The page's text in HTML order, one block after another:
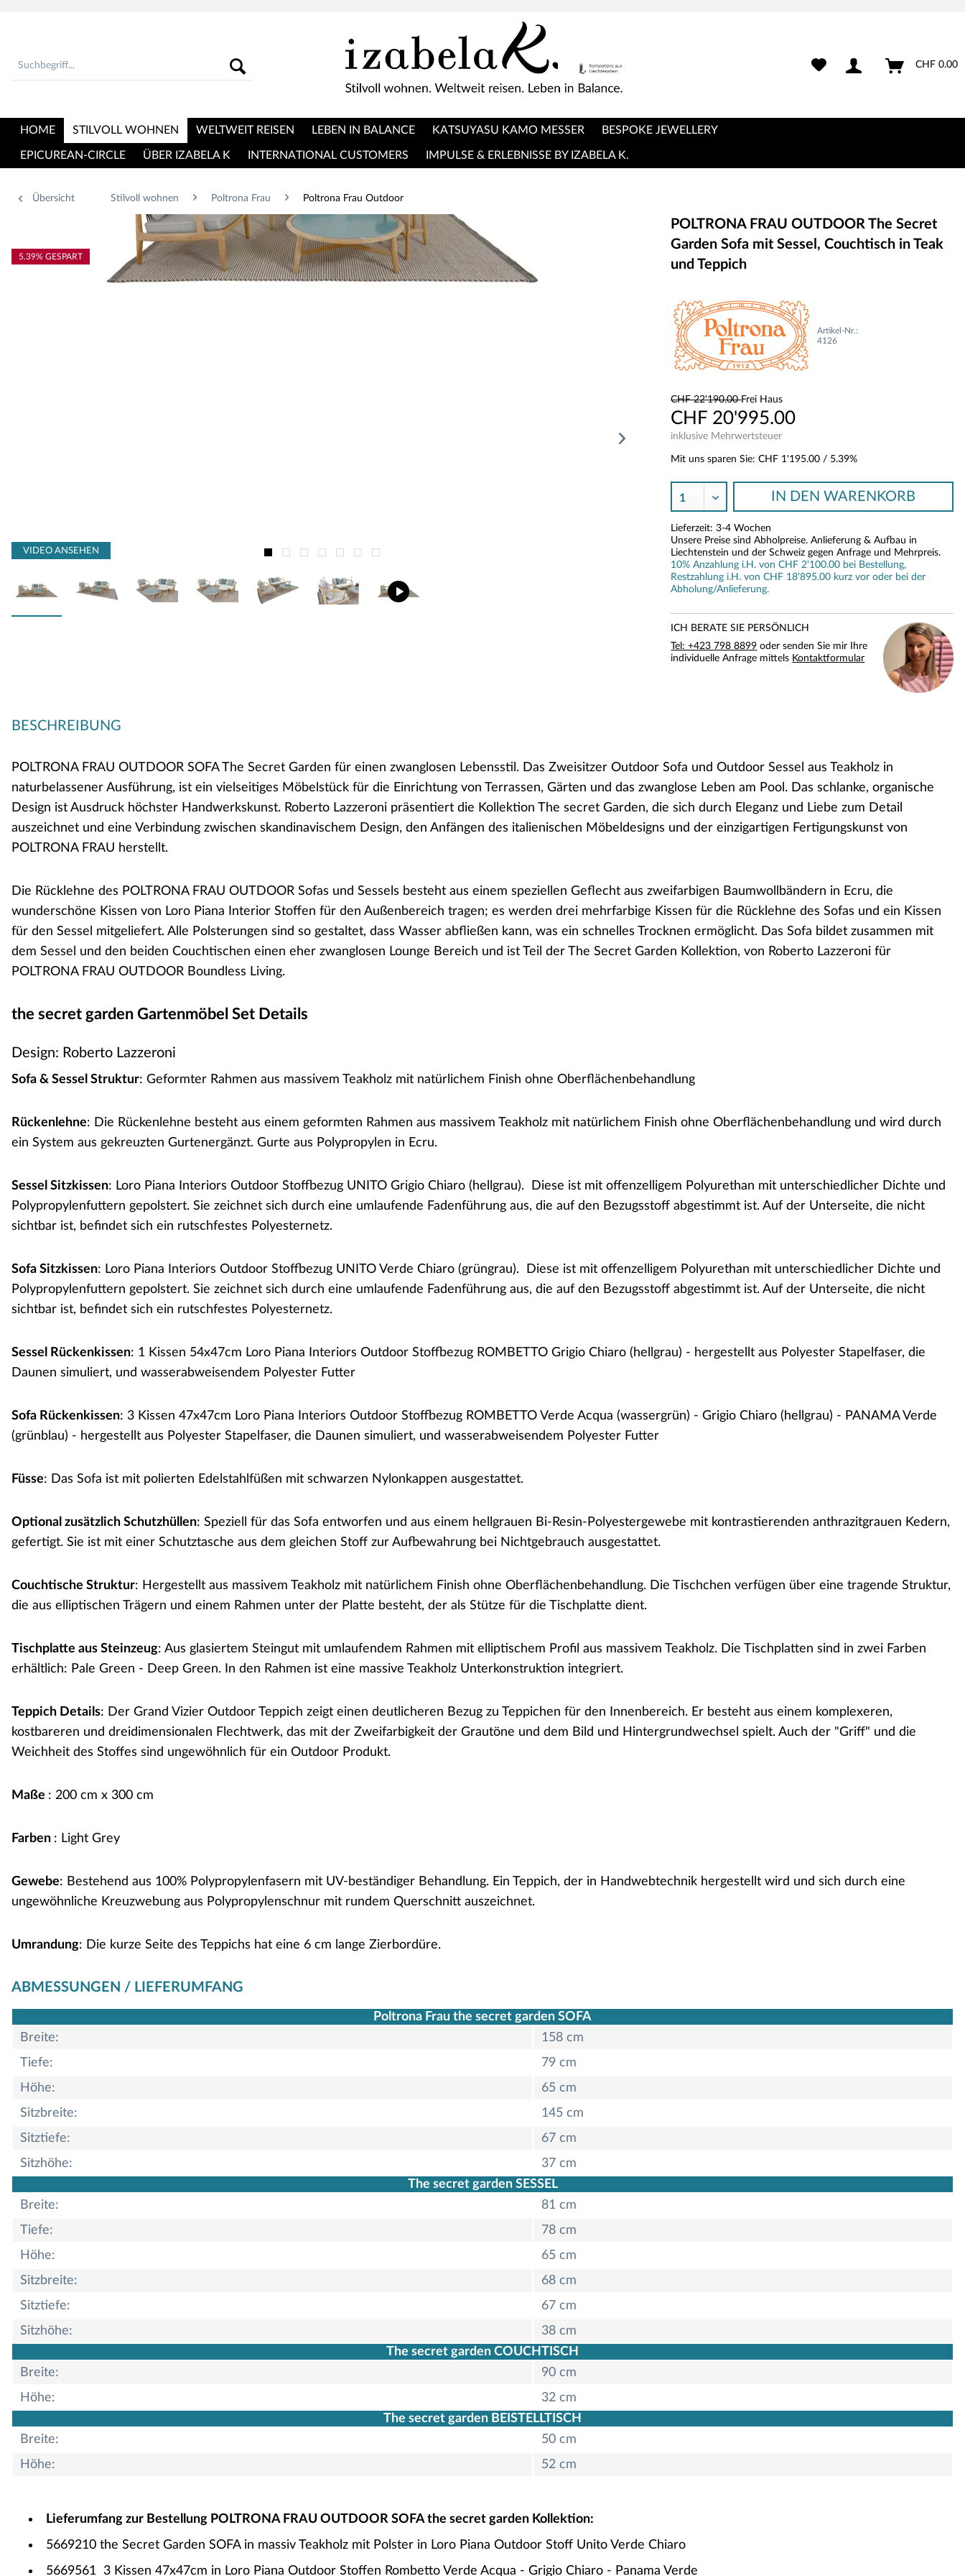
CHF 0.00
HOME STILVOLL WOHNEN WELTWEIT REISEN LEBEN IN BALANCE KATSUYASU KAMO MESSER BESPOKE JEWELLERY
EPICUREAN-CIRCLE ÜBER IZABELA K INTERNATIONAL CUSTOMERS IMPULSE & ERLEBNISSE BY IZABELA K.
Übersicht Stilvoll wohnen Poltrona Frau Poltrona Frau Outdoor
5.39% GESPART
VIDEO ANSEHEN
POLTRONA FRAU OUTDOOR The Secret
Garden Sofa mit Sessel, Couchtisch in Teak
und Teppich
Artikel-Nr.:
4126
CHF 22'190.00Frei Haus
CHF 20'995.00
inklusive Mehrwertsteuer
Mit uns sparen Sie:CHF 1'195.00 / 5.39%
IN DEN WARENKORB
Lieferzeit: 3-4 Wochen
Unsere Preise sind Abholpreise. Anlieferung & Aufbau in
Liechtenstein und der Schweiz gegen Anfrage und Mehrpreis.
10% Anzahlung i.H. von CHF 2'100.00 bei Bestellung,
Restzahlung i.H. von CHF 18'895.00 kurz vor oder bei der
Abholung/Anlieferung.
ICH BERATE SIE PERSÖNLICH
Tel: +423 798 8899 oder senden Sie mir Ihre
individuelle Anfrage mittels Kontaktformular
BESCHREIBUNG
POLTRONA FRAU OUTDOOR SOFA The Secret Garden für einen zwanglosen Lebensstil. Das Zweisitzer Outdoor Sofa und Outdoor Sessel aus Teakholz in
naturbelassener Ausführung, ist ein vielseitiges Möbelstück für die Einrichtung von Terrassen, Gärten und das zwanglose Leben am Pool. Das schlanke, organische
Design ist Ausdruck höchster Handwerkskunst. Roberto Lazzeroni präsentiert die Kollektion The secret Garden, die sich durch Eleganz und Liebe zum Detail
auszeichnet und eine Verbindung zwischen skandinavischem Design, den Anfängen des italienischen Möbeldesigns und der einzigartigen Fertigungskunst von
POLTRONA FRAU herstellt.
Die Rücklehne des POLTRONA FRAU OUTDOOR Sofas und Sessels besteht aus einem speziellen Geflecht aus zweifarbigen Baumwollbändern in Ecru, die
wunderschöne Kissen von Loro Piana Interior Stoffen für den Außenbereich tragen; es werden drei mehrfarbige Kissen für die Rücklehne des Sofas und ein Kissen
für den Sessel mitgeliefert. Alle Polsterungen sind so gestaltet, dass Wasser abfließen kann, was ein schnelles Trocknen ermöglicht. Das Sofa bildet zusammen mit
dem Sessel und den beiden Couchtischen einen eher zwanglosen Lounge Bereich und ist Teil der The Secret Garden Kollektion, von Roberto Lazzeroni für
POLTRONA FRAU OUTDOOR Boundless Living.
the secret garden Gartenmöbel Set Details
Design: Roberto Lazzeroni
Sofa & Sessel Struktur: Geformter Rahmen aus massivem Teakholz mit natürlichem Finish ohne Oberflächenbehandlung
Rückenlehne: Die Rückenlehne besteht aus einem geformten Rahmen aus massivem Teakholz mit natürlichem Finish ohne Oberflächenbehandlung und wird durch
ein System aus gekreuzten Gurtenergänzt. Gurte aus Polypropylen in Ecru.
Sessel Sitzkissen: Loro Piana Interiors Outdoor Stoffbezug UNITO Grigio Chiaro (hellgrau). Diese ist mit offenzelligem Polyurethan mit unterschiedlicher Dichte und
Polypropylenfuttern gepolstert. Sie zeichnet sich durch eine umlaufende Fadenführung aus, die auf den Bezugsstoff abgestimmt ist. Auf der Unterseite, die nicht
sichtbar ist, befindet sich ein rutschfestes Polyesternetz.
Sofa Sitzkissen: Loro Piana Interiors Outdoor Stoffbezug UNITO Verde Chiaro (grüngrau). Diese ist mit offenzelligem Polyurethan mit unterschiedlicher Dichte und
Polypropylenfuttern gepolstert. Sie zeichnet sich durch eine umlaufende Fadenführung aus, die auf den Bezugsstoff abgestimmt ist. Auf der Unterseite, die nicht
sichtbar ist, befindet sich ein rutschfestes Polyesternetz.
Sessel Rückenkissen: 1 Kissen 54x47cm Loro Piana Interiors Outdoor Stoffbezug ROMBETTO Grigio Chiaro (hellgrau) - hergestellt aus Polyester Stapelfaser, die
Daunen simuliert, und wasserabweisendem Polyester Futter
Sofa Rückenkissen: 3 Kissen 47x47cm Loro Piana Interiors Outdoor Stoffbezug ROMBETTO Verde Acqua (wassergrün) - Grigio Chiaro (hellgrau) - PANAMA Verde
(grünblau) - hergestellt aus Polyester Stapelfaser, die Daunen simuliert, und wasserabweisendem Polyester Futter
Füsse: Das Sofa ist mit polierten Edelstahlfüßen mit schwarzen Nylonkappen ausgestattet.
Optional zusätzlich Schutzhüllen: Speziell für das Sofa entworfen und aus einem hellgrauen Bi-Resin-Polyestergewebe mit kontrastierenden anthrazitgrauen Kedern,
gefertigt. Sie ist mit einer Schutztasche aus dem gleichen Stoff zur Aufbewahrung bei Nichtgebrauch ausgestattet.
Couchtische Struktur: Hergestellt aus massivem Teakholz mit natürlichem Finish ohne Oberflächenbehandlung. Die Tischchen verfügen über eine tragende Struktur,
die aus elliptischen Trägern und einem Rahmen unter der Platte besteht, der als Stütze für die Tischplatte dient.
Tischplatte aus Steinzeug: Aus glasiertem Steingut mit umlaufendem Rahmen mit elliptischem Profil aus massivem Teakholz. Die Tischplatten sind in zwei Farben
erhältlich: Pale Green - Deep Green. In den Rahmen ist eine massive Teakholz Unterkonstruktion integriert.
Teppich Details: Der Grand Vizier Outdoor Teppich zeigt einen deutlicheren Bezug zu Teppichen für den Innenbereich. Er besteht aus einem komplexeren,
kostbareren und dreidimensionalen Flechtwerk, das mit der Zweifarbigkeit der Grautöne und dem Bild und Hintergrundwechsel spielt. Auch der "Griff" und die
Weichheit des Stoffes sind ungewöhnlich für ein Outdoor Produkt.
Maße : 200 cm x 300 cm
Farben : Light Grey
Gewebe: Bestehend aus 100% Polypropylenfasern mit UV-beständiger Behandlung. Ein Teppich, der in Handwebtechnik hergestellt wird und sich durch eine
ungewöhnliche Kreuzwebung aus Polypropylenschnur mit rundem Querschnitt auszeichnet.
Umrandung: Die kurze Seite des Teppichs hat eine 6 cm lange Zierbordüre.
ABMESSUNGEN / LIEFERUMFANG
Poltrona Frau the secret garden SOFA
Breite:
158 cm
Tiefe:
79 cm
Höhe:
65 cm
Sitzbreite:
145 cm
Sitztiefe:
67 cm
Sitzhöhe:
37 cm
The secret garden SESSEL
Breite:
81 cm
Tiefe:
78 cm
Höhe:
65 cm
Sitzbreite:
68 cm
Sitztiefe:
67 cm
Sitzhöhe:
38 cm
The secret garden COUCHTISCH
Breite:
90 cm
Höhe:
32 cm
The secret garden BEISTELLTISCH
Breite:
50 cm
Höhe:
52 cm
Lieferumfang zur Bestellung POLTRONA FRAU OUTDOOR SOFA the secret garden Kollektion:
5669210 the Secret Garden SOFA in massiv Teakholz mit Polster in Loro Piana Outdoor Stoff Unito Verde Chiaro
5669561 3 Kissen 47x47cm in Loro Piana Outdoor Stoffen Rombetto Verde Acqua - Grigio Chiaro - Panama Verde